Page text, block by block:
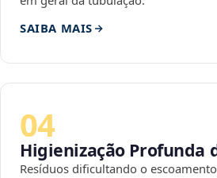
SAIBA MAIS
04
Higienização Profunda
Resíduos dificultando o